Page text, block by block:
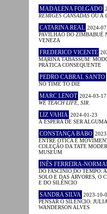
MADALENA FOLGADO
RÉMIGES CANSADAS OU A
CATARINA REAL 2024-
PAVILHÃO DO ZIMBABUÉ
VENEZA
FREDERICO VICENTE
MARINA TABASSUM:
PRÁTICA CONSEQUENTE
PEDRO CABRAL SANTO
NO TIME TO DIE
MARC LENOT 2024-03-17
WE TEACH LIFE, SIR.
LIZ VAHIA 2024-01-23
À ESPERA DE SER
CONSTANÇA BABO
ENTRE ÓTICA E
COLEÇÃO DA TATE
MUSEUM
INÊS FERREIRA-
DO FASCÍNIO DO TEMPO:
SOLO E DAS ÁRVORES, O
E DO SILÊNCIO
SANDRA SILVA 2023-10-
PENSAR O SILÊNCIO:
WANDERSON ALVES